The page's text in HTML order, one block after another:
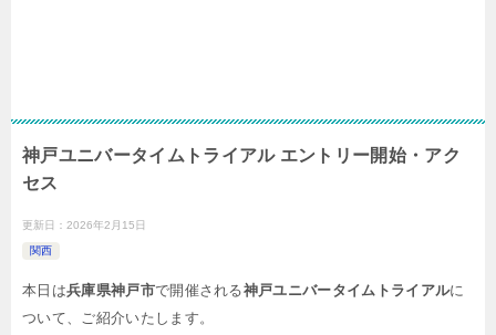
神戸ユニバータイムトライアル エントリー開始・アク
セス
更新日： 2026年2月15日
関西
本日は兵庫県神戸市で開催される神戸ユニバータイムトライアルに
ついて、ご紹介いたします。